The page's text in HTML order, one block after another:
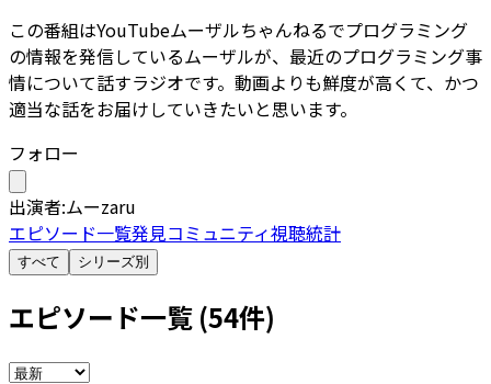
この番組はYouTubeムーザルちゃんねるでプログラミング
の情報を発信しているムーザルが、最近のプログラミング事
情について話すラジオです。動画よりも鮮度が高くて、かつ
適当な話をお届けしていきたいと思います。
フォロー
出演者:ムーzaru
エピソード一覧発見コミュニティ視聴統計
すべて シリーズ別
エピソード一覧 (54件)